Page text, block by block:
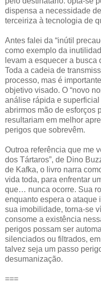
dispensa a necessidade
terceiriza à tecnologia de
Antes falei da “inútil
como exemplo da
levam a esquecer a
Toda a cadeia de
processo, mas é
objetivo visado. O “novo
análise rápida e
abrirmos mão de esforços
resultariam em melhor
perigos que sobrevêm.
Outroa referência que me
dos Tártaros”, de Dino
de Kafka, o livro narra
vida toda, para enfrentar
que… nunca ocorre. Sua
enquanto espera o ataque
sua imobilidade, torna-se
consome a existência
perigos possam ser
silenciados ou filtrados,
talvez seja um passo
desumanização.
===